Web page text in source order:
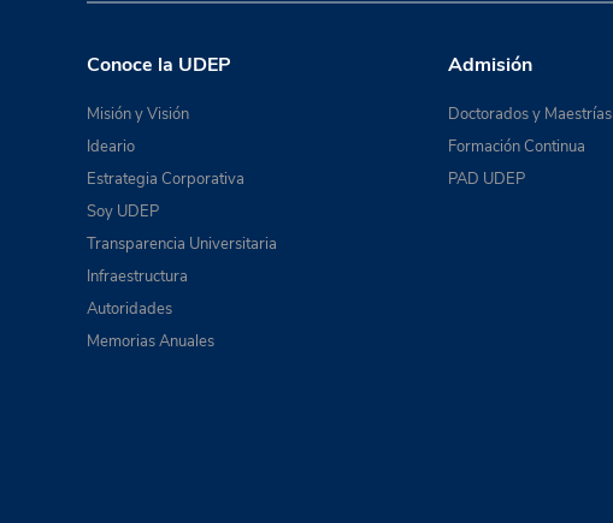
Conoce la UDEP
Misión y Visión
Ideario
Estrategia Corporativa
Soy UDEP
Transparencia Universitaria
Infraestructura
Autoridades
Memorias Anuales
Admisión
Doctorados y Maestrías
Formación Continua
PAD UDEP